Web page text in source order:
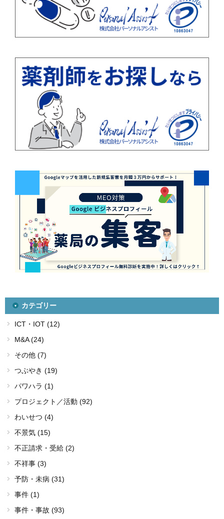
カテゴリー
ICT・IOT (12)
M&A (24)
その他 (7)
つぶやき (19)
パワハラ (1)
プロジェクト／活動 (92)
わいせつ (4)
不景気 (15)
不正請求・受給 (2)
不祥事 (3)
予防・未病 (31)
事件 (1)
事件・事故 (93)